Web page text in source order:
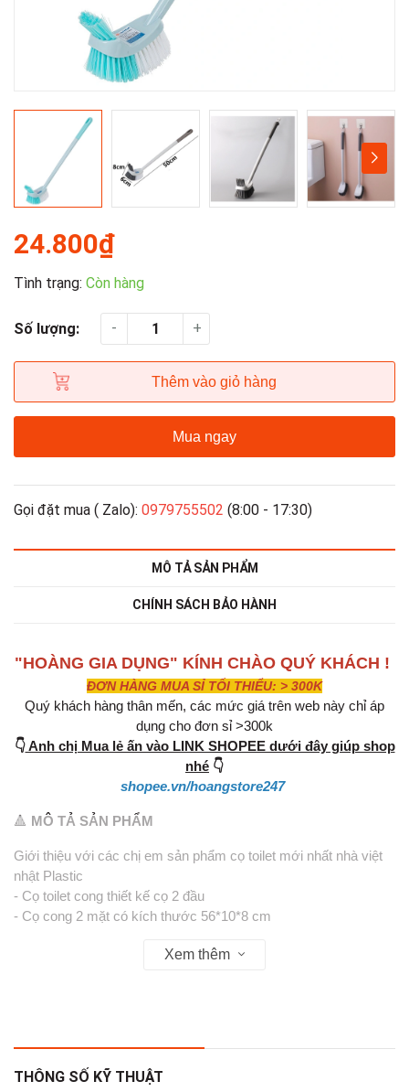
24.800₫
Tình trạng: Còn hàng
Số lượng: - +
Thêm vào giỏ hàng
Mua ngay
Gọi đặt mua ( Zalo): 0979755502 (8:00 - 17:30)
MÔ TẢ SẢN PHẨM
CHÍNH SÁCH BẢO HÀNH
"HOÀNG GIA DỤNG" KÍNH CHÀO QUÝ KHÁCH !
ĐƠN HÀNG MUA SỈ TỐI THIỂU: > 300K
Quý khách hàng thân mến, các mức giá trên web này chỉ áp
dụng cho đơn sỉ >300k
👇Anh chị Mua lẻ ấn vào LINK SHOPEE dưới đây giúp shop
nhé 👇
shopee.vn/hoangstore247
🔺 MÔ TẢ SẢN PHẨM
Giới thiệu với các chị em sản phẩm cọ toilet mới nhất nhà việt
nhật Plastic
- Cọ toilet cong thiết kế cọ 2 đầu
- Cọ cong 2 mặt có kích thước 56*10*8 cm
- Có thiết kế nhỏ gọn, sợi chổi mềm càng làm tăng khả năng
Kích thước: D50xR6 (cm)
Xem thêm
THÔNG SỐ KỸ THUẬT